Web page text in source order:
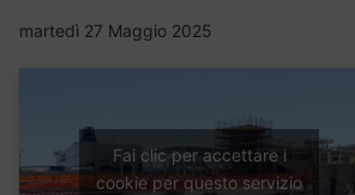
martedì 27 Maggio 2025
Fai clic per accettare i
cookie per questo servizio